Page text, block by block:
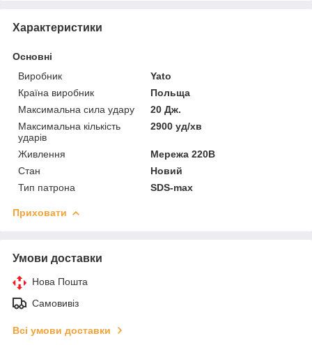
Характеристики
Основні
Виробник
Yato
Країна виробник
Польща
Максимальна сила удару
20 Дж.
Максимальна кількість
ударів
2900 уд/хв
Живлення
Мережа 220В
Стан
Новий
Тип патрона
SDS-max
Приховати
Умови доставки
Нова Пошта
Самовивіз
Всі умови доставки